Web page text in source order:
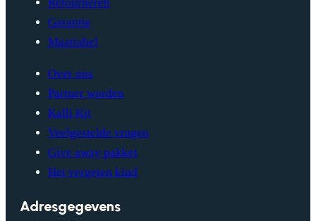
Retourneren
Garantie
Maattabel
Over ons
Partner worden
Kalli Kit
Veelgestelde vragen
Give away pakket
Het vergeten kind
Adresgegevens